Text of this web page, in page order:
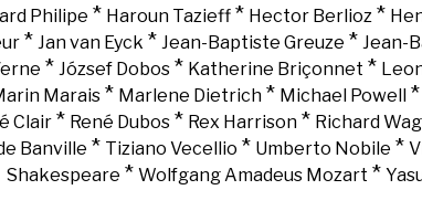
Philipe * Haroun Tazieff* Hector Berlioz *
* Jan van Eyck * Jean-Baptiste Greuze * Jean-
* József Dobos * Katherine Briçonnet *
Marais * Marlene Dietrich * Michael Powell *
Clair * René Dubos * Rex Harrison * Richard
Banville * Tiziano Vecellio * Umberto Nobile *
Shakespeare * Wolfgang Amadeus Mozart *